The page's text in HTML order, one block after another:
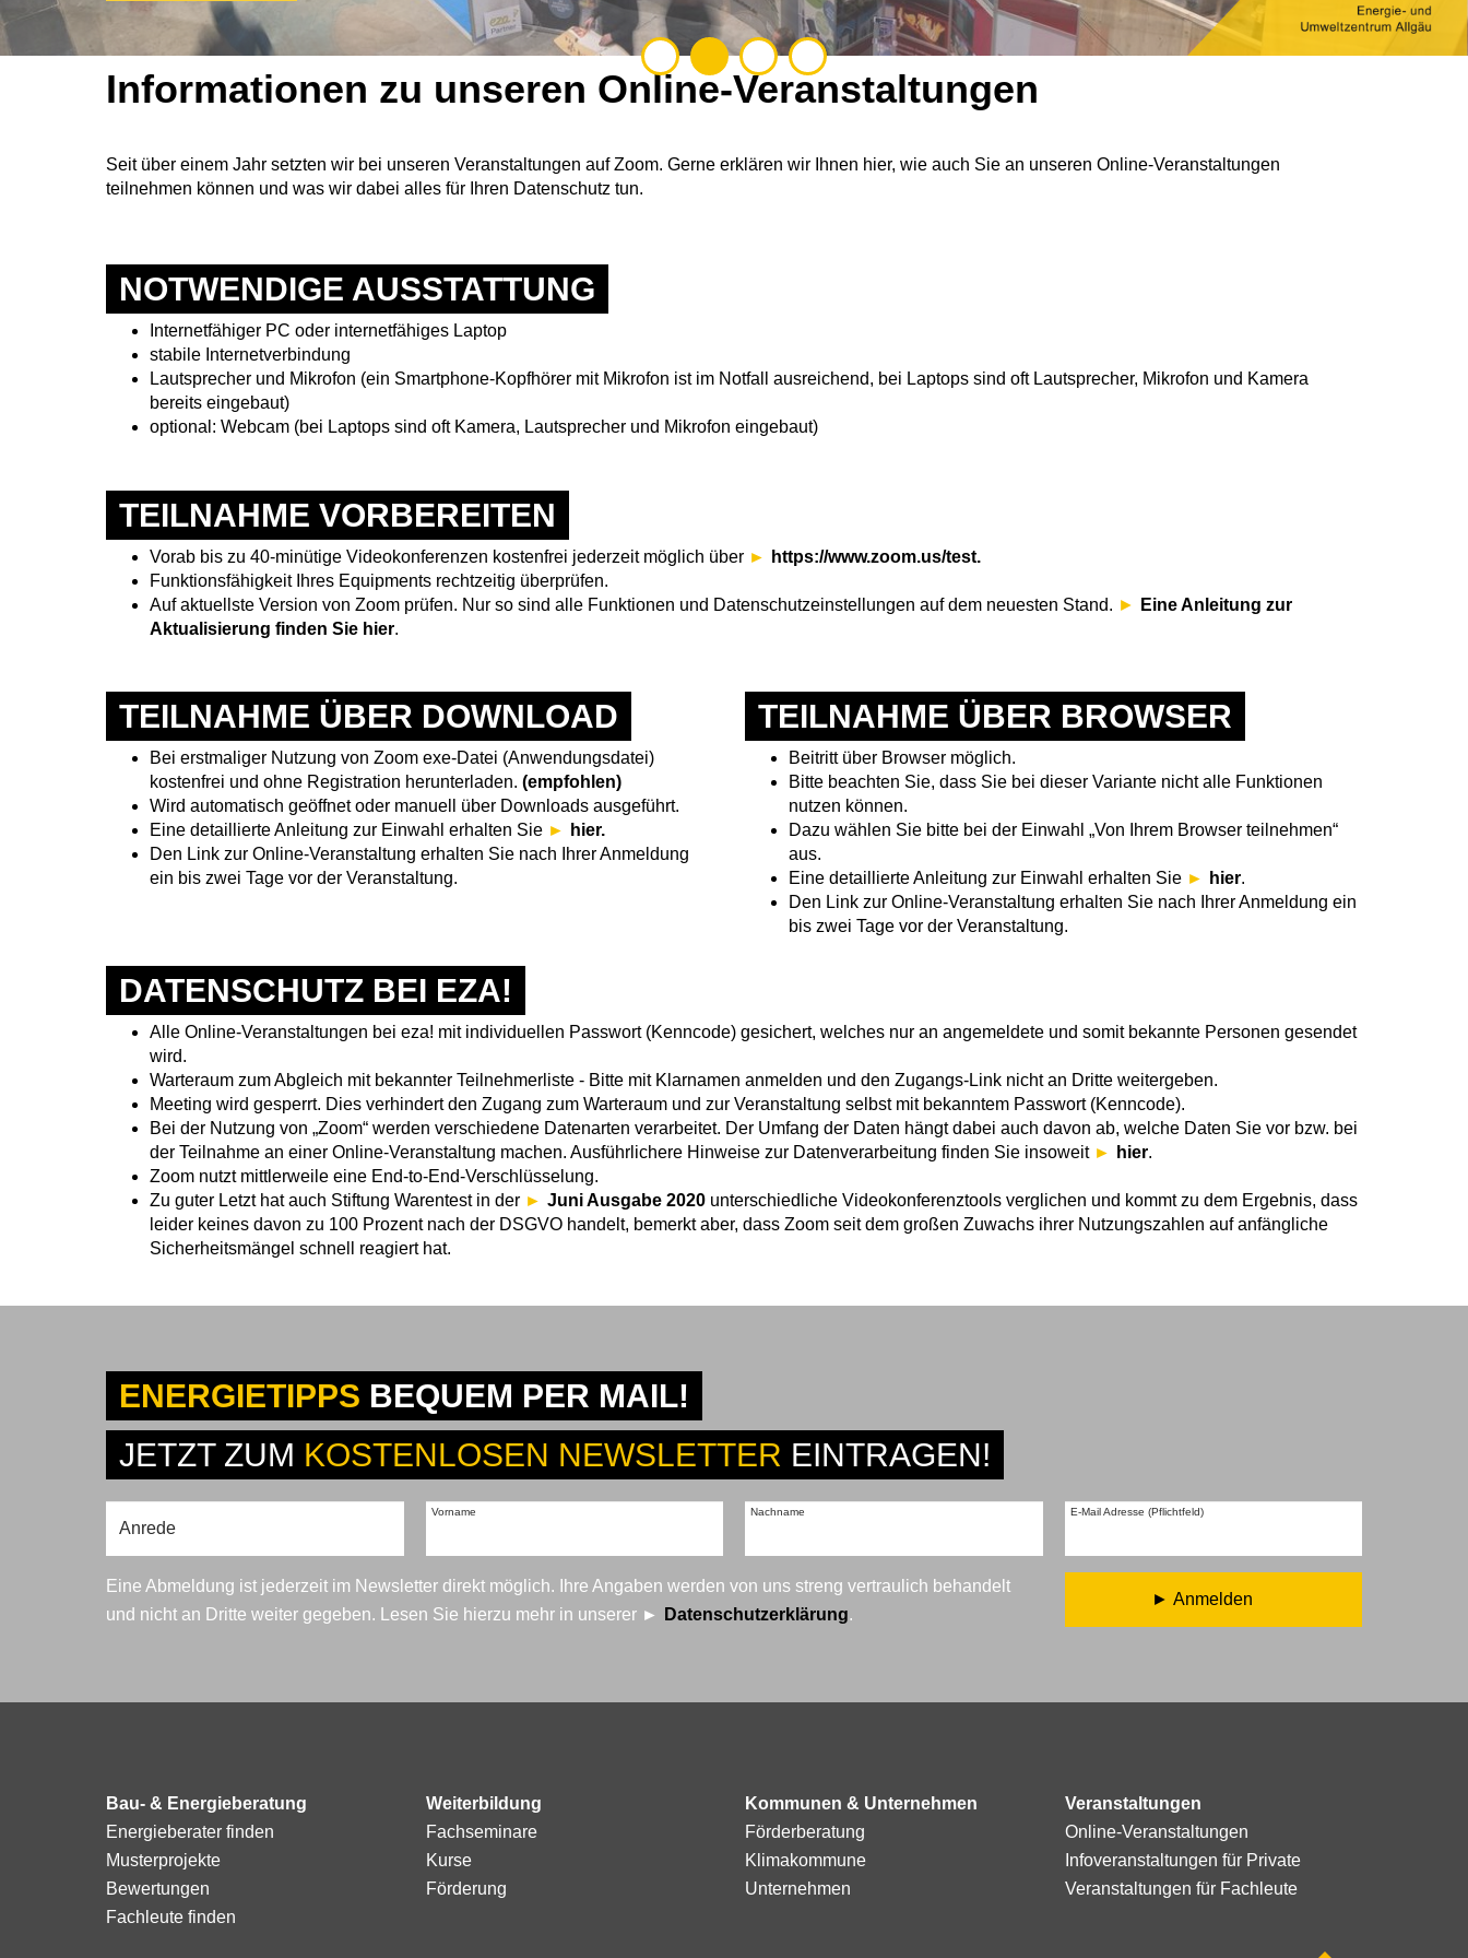
Informationen zu unseren Online-Veranstaltungen
Seit über einem Jahr setzten wir bei unseren Veranstaltungen auf Zoom. Gerne erklären wir Ihnen hier, wie auch Sie an unseren Online-Veranstaltungen
teilnehmen können und was wir dabei alles für Ihren Datenschutz tun.
NOTWENDIGE AUSSTATTUNG
Internetfähiger PC oder internetfähiges Laptop
stabile Internetverbindung
Lautsprecher und Mikrofon (ein Smartphone-Kopfhörer mit Mikrofon ist im Notfall ausreichend, bei Laptops sind oft Lautsprecher, Mikrofon und Kamera
bereits eingebaut)
optional: Webcam (bei Laptops sind oft Kamera, Lautsprecher und Mikrofon eingebaut)
TEILNAHME VORBEREITEN
Vorab bis zu 40-minütige Videokonferenzen kostenfrei jederzeit möglich über
https://www.zoom.us/test.
Funktionsfähigkeit Ihres Equipments rechtzeitig überprüfen.
Auf aktuellste Version von Zoom prüfen. Nur so sind alle Funktionen und Datenschutzeinstellungen auf dem neuesten Stand.
Eine Anleitung zur
Aktualisierung finden Sie hier.
TEILNAHME ÜBER DOWNLOAD
Bei erstmaliger Nutzung von Zoom exe-Datei (Anwendungsdatei)
kostenfrei und ohne Registration herunterladen. (empfohlen)
Wird automatisch geöffnet oder manuell über Downloads ausgeführt.
Eine detaillierte Anleitung zur Einwahl erhalten Sie
hier.
Den Link zur Online-Veranstaltung erhalten Sie nach Ihrer Anmeldung
ein bis zwei Tage vor der Veranstaltung.
TEILNAHME ÜBER BROWSER
Beitritt über Browser möglich.
Bitte beachten Sie, dass Sie bei dieser Variante nicht alle Funktionen
nutzen können.
Dazu wählen Sie bitte bei der Einwahl „Von Ihrem Browser teilnehmen“
aus.
Eine detaillierte Anleitung zur Einwahl erhalten Sie
hier.
Den Link zur Online-Veranstaltung erhalten Sie nach Ihrer Anmeldung ein
bis zwei Tage vor der Veranstaltung.
DATENSCHUTZ BEI EZA!
Alle Online-Veranstaltungen bei eza! mit individuellen Passwort (Kenncode) gesichert, welches nur an angemeldete und somit bekannte Personen gesendet
wird.
Warteraum zum Abgleich mit bekannter Teilnehmerliste - Bitte mit Klarnamen anmelden und den Zugangs-Link nicht an Dritte weitergeben.
Meeting wird gesperrt. Dies verhindert den Zugang zum Warteraum und zur Veranstaltung selbst mit bekanntem Passwort (Kenncode).
Bei der Nutzung von „Zoom“ werden verschiedene Datenarten verarbeitet. Der Umfang der Daten hängt dabei auch davon ab, welche Daten Sie vor bzw. bei
der Teilnahme an einer Online-Veranstaltung machen. Ausführlichere Hinweise zur Datenverarbeitung finden Sie insoweit
hier.
Zoom nutzt mittlerweile eine End-to-End-Verschlüsselung.
Zu guter Letzt hat auch Stiftung Warentest in der
Juni Ausgabe 2020 unterschiedliche Videokonferenztools verglichen und kommt zu dem Ergebnis, dass
leider keines davon zu 100 Prozent nach der DSGVO handelt, bemerkt aber, dass Zoom seit dem großen Zuwachs ihrer Nutzungszahlen auf anfängliche
Sicherheitsmängel schnell reagiert hat.
ENERGIETIPPS BEQUEM PER MAIL!
JETZT ZUM KOSTENLOSEN NEWSLETTER EINTRAGEN!
Vorname Nachname E-Mail Adresse (Pflichtfeld)
Eine Abmeldung ist jederzeit im Newsletter direkt möglich. Ihre Angaben werden von uns streng vertraulich behandelt
und nicht an Dritte weiter gegeben. Lesen Sie hierzu mehr in unserer
Datenschutzerklärung.
Anmelden
Bau- & Energieberatung
Energieberater finden
Musterprojekte
Bewertungen
Fachleute finden
Weiterbildung
Fachseminare
Kurse
Förderung
Kommunen & Unternehmen
Förderberatung
Klimakommune
Unternehmen
Veranstaltungen
Online-Veranstaltungen
Infoveranstaltungen für Private
Veranstaltungen für Fachleute